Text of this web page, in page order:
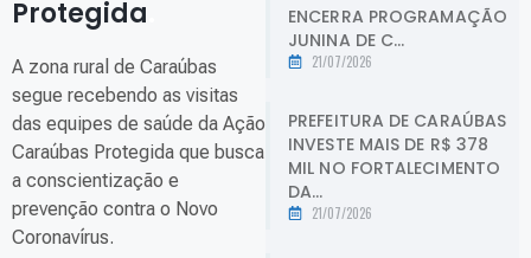
Protegida
A zona rural de Caraúbas
segue recebendo as visitas
das equipes de saúde da Ação
Caraúbas Protegida que busca
a conscientização e
prevenção contra o Novo
Coronavírus.
ENCERRA PROGRAMAÇÃO
JUNINA DE C...
21/07/2026
PREFEITURA DE CARAÚBAS
INVESTE MAIS DE R$ 378
MIL NO FORTALECIMENTO
DA...
21/07/2026